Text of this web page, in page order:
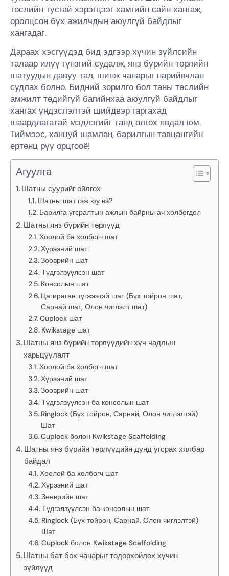
төслийн тусгай хэрэгцээг хамгийн сайн хангаж,
оролцсон бүх ажилчдын аюулгүй байдлыг
хангадаг.
Дараах хэсгүүдэд бид эдгээр хүчин зүйлсийн
талаар илүү гүнзгий судалж, янз бүрийн төрлийн
шатуудын давуу тал, шинж чанарыг нарийвчлан
судлах болно. Бидний зорилго бол таны төслийн
амжилт төдийгүй багийнхаа аюулгүй байдлыг
хангах үндэслэлтэй шийдвэр гаргахад
шаардлагатай мэдлэгийг танд олгох явдал юм.
Тиймээс, ханцуй шамлан, барилгын тавцангийн
ертөнц рүү орцгооё!
Агуулга
Шатны суурийг ойлгох
Шатны шат гэж юу вэ?
Барилга угсралтын ажлын байрны ач холбогдол
Шатны янз бүрийн төрлүүд
Хоолой ба холбогч шат
Хүрээний шат
Зөөврийн шат
Түдгэлзүүлсэн шат
Консолын шат
Цагираган түгжээтэй шат (Бүх тойрон шат,
Сарнай шат, Олон чиглэлт шат)
Cuplock шат
Kwikstage шат
Шатны янз бүрийн төрлүүдийн хүч чадлын
харьцуулалт
Хоолой ба холбогч шат
Хүрээний шат
Зөөврийн шат
Түдгэлзүүлсэн ба консолын шат
Ringlock (Бүх тойрон, Сарнай, Олон чиглэлтэй)
Шат
Cuplock болон Kwikstage Scaffolding
Шатны янз бүрийн төрлүүдийн дунд угсрах хялбар
байдал
Хоолой ба холбогч шат
Хүрээний шат
Зөөврийн шат
Түдгэлзүүлсэн ба консолын шат
Ringlock (Бүх тойрон, Сарнай, Олон чиглэлтэй)
Шат
Cuplock болон Kwikstage Scaffolding
Шатны бат бөх чанарыг тодорхойлох хүчин
зүйлүүд